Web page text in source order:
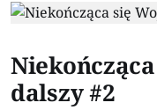
dalszy #2